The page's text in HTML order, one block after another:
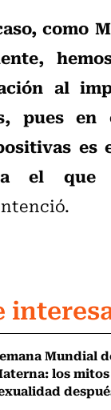
como
al
pues en
es
el que
Mundial
los